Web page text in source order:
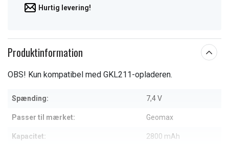
Hurtig levering!
Produktinformation
OBS! Kun kompatibel med GKL211-opladeren.
Spænding: 7,4 V
Passer til mærket: Geomax
Kapacitet: 2800 mAh